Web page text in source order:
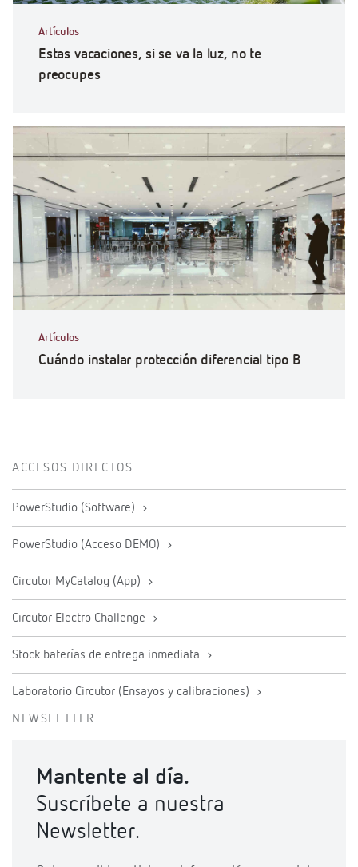
Artículos
Estas vacaciones, si se va la luz, no te
preocupes
Artículos
Cuándo instalar protección diferencial tipo B
ACCESOS DIRECTOS
PowerStudio (Software)
PowerStudio (Acceso DEMO)
Circutor MyCatalog (App)
Circutor Electro Challenge
Stock baterías de entrega inmediata
Laboratorio Circutor (Ensayos y calibraciones)
NEWSLETTER
Mantente al día.
Suscríbete a nuestra
Newsletter.